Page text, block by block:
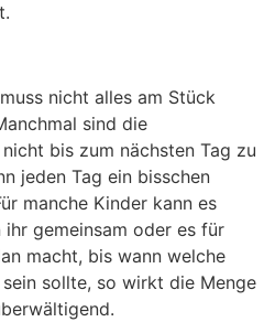
Luft.
nicht alles am Stück
sind die
bis zum nächsten Tag zu
jeden Tag ein bisschen
manche Kinder kann es
ihr gemeinsam oder es für
macht, bis wann welche
sollte, so wirkt die Menge
so überwältigend.